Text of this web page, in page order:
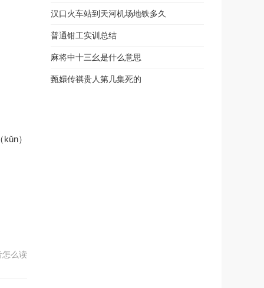
）
么读
汉口火车站到天河机场地铁多久
普通钳工实训总结
麻将中十三幺是什么意思
甄嬛传祺贵人第几集死的